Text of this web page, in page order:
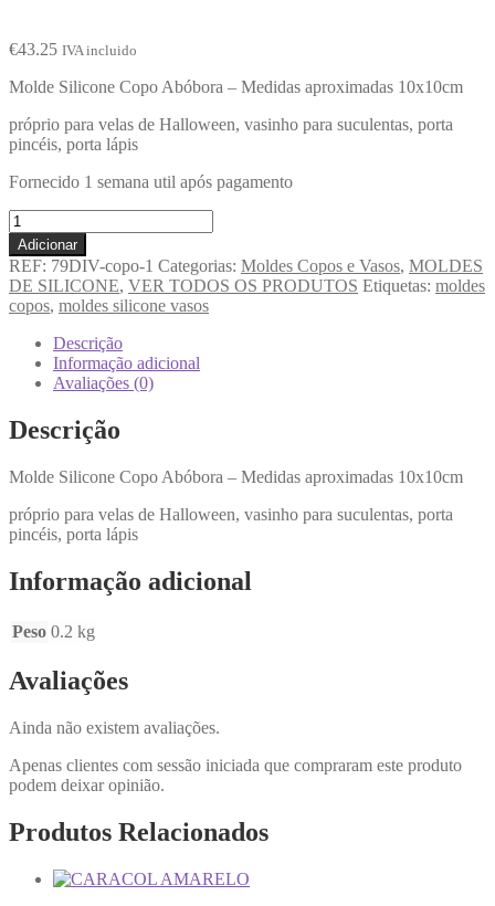
€43.25 IVA incluido
Molde Silicone Copo Abóbora – Medidas aproximadas 10x10cm
próprio para velas de Halloween, vasinho para suculentas, porta
pincéis, porta lápis
Fornecido 1 semana util após pagamento
Adicionar
REF: 79DIV-copo-1 Categorias: Moldes Copos e Vasos, MOLDES
DE SILICONE, VER TODOS OS PRODUTOS Etiquetas: moldes
copos, moldes silicone vasos
Descrição
Informação adicional
Avaliações (0)
Descrição
Molde Silicone Copo Abóbora – Medidas aproximadas 10x10cm
próprio para velas de Halloween, vasinho para suculentas, porta
pincéis, porta lápis
Informação adicional
Peso 0.2 kg
Avaliações
Ainda não existem avaliações.
Apenas clientes com sessão iniciada que compraram este produto
podem deixar opinião.
Produtos Relacionados